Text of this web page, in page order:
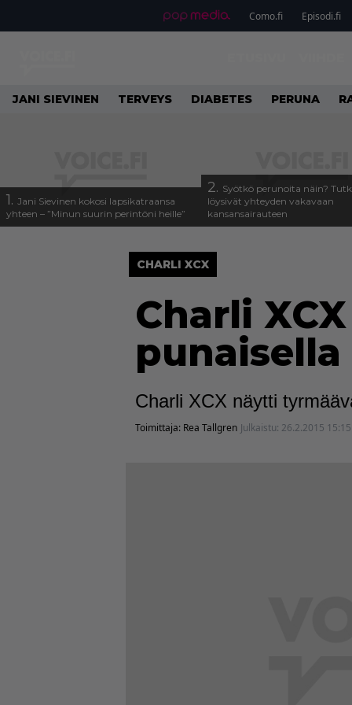
Como.fi Episodi.fi
JANI SIEVINEN TERVEYS DIABETES PERUNA
1. Jani Sievinen kokosi lapsikatraansa
yhteen – ”Minun suurin perintöni heille”
2. Syötkö perunoita näin?
löysivät yhteyden vakavaan
kansansairauteen
CHARLI XCX
Charli
Charli XCX näytti
Toimittaja: Rea Tallgren Julkaistu: 26.2.2015 15:15